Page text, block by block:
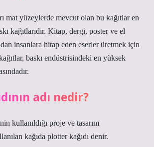
mat yüzeylerde mevcut olan bu kağıtlar en
kağıtlarıdır. Kitap, dergi, poster ve el
insanlara hitap eden eserler üretmek için
baskı endüstrisindeki en yüksek
adı nedir?
kullanıldığı proje ve tasarım
kağıda plotter kağıdı denir.